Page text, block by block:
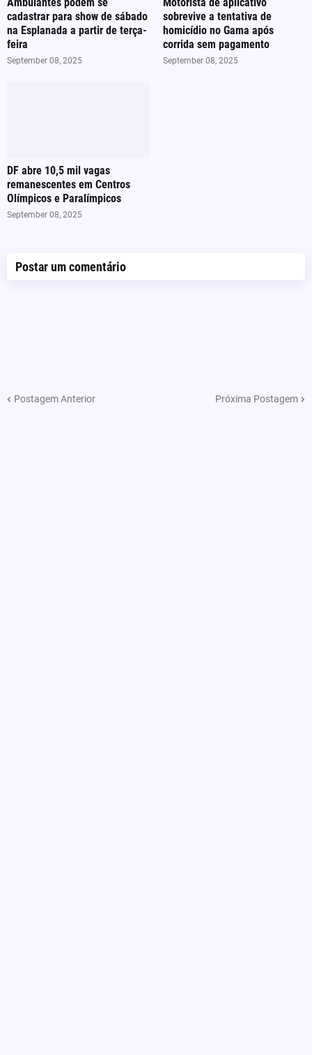
cadastrar para show de sábado
na Esplanada a partir de terça-
feira
September 08, 2025
sobrevive a tentativa de
homicídio no Gama após
corrida sem pagamento
September 08, 2025
DF abre 10,5 mil vagas
remanescentes em Centros
Olímpicos e Paralímpicos
September 08, 2025
Postar um comentário
Postagem Anterior Próxima Postagem